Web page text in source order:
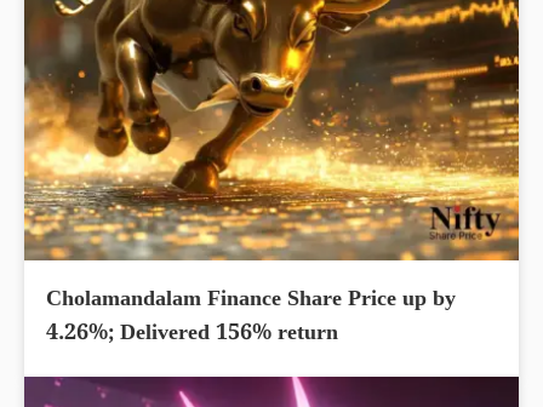
Cholamandalam Finance Share Price up by
4.26%; Delivered 156% return